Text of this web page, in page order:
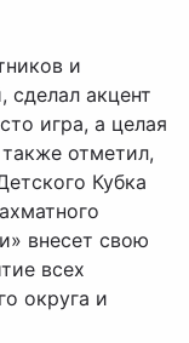
и
сделал акцент
игра, а целая
отметил,
Кубка
внесет свою
всех
округа и